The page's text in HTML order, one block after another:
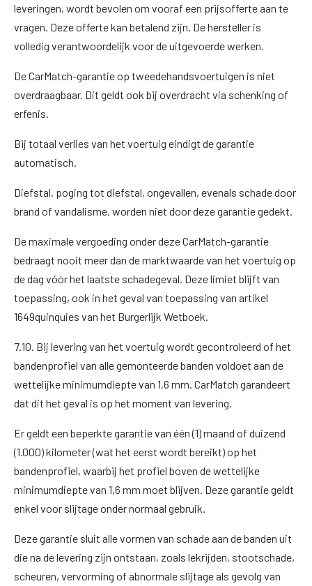
leveringen, wordt bevolen om vooraf een prijsofferte aan te
vragen. Deze offerte kan betalend zijn. De hersteller is
volledig verantwoordelijk voor de uitgevoerde werken.
De CarMatch-garantie op tweedehandsvoertuigen is niet
overdraagbaar. Dit geldt ook bij overdracht via schenking of
erfenis.
Bij totaal verlies van het voertuig eindigt de garantie
automatisch.
Diefstal, poging tot diefstal, ongevallen, evenals schade door
brand of vandalisme, worden niet door deze garantie gedekt.
De maximale vergoeding onder deze CarMatch-garantie
bedraagt nooit meer dan de marktwaarde van het voertuig op
de dag vóór het laatste schadegeval. Deze limiet blijft van
toepassing, ook in het geval van toepassing van artikel
1649quinquies van het Burgerlijk Wetboek.
7.10. Bij levering van het voertuig wordt gecontroleerd of het
bandenprofiel van alle gemonteerde banden voldoet aan de
wettelijke minimumdiepte van 1,6 mm. CarMatch garandeert
dat dit het geval is op het moment van levering.
Er geldt een beperkte garantie van één (1) maand of duizend
(1.000) kilometer (wat het eerst wordt bereikt) op het
bandenprofiel, waarbij het profiel boven de wettelijke
minimumdiepte van 1,6 mm moet blijven. Deze garantie geldt
enkel voor slijtage onder normaal gebruik.
Deze garantie sluit alle vormen van schade aan de banden uit
die na de levering zijn ontstaan, zoals lekrijden, stootschade,
scheuren, vervorming of abnormale slijtage als gevolg van